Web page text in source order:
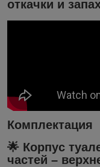
откачки и
Комплектация
🌟 Корпус
частей –